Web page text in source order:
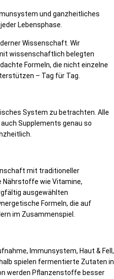
und ganzheitliches
Lebensphase.
Wissenschaft. Wir
wissenschaftlich belegten
Formeln, die nicht einzelne
– Tag für Tag.
System zu betrachten. Alle
Supplements genau so
mit traditioneller
Nährstoffe wie Vitamine,
ausgewählten
Formeln, die auf
im Zusammenspiel.
Immunsystem, Haut & Fell,
spielen fermentierte Zutaten in
werden Pflanzenstoffe besser